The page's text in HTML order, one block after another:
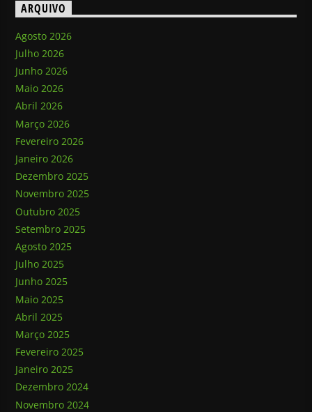
ARQUIVO
Agosto 2026
Julho 2026
Junho 2026
Maio 2026
Abril 2026
Março 2026
Fevereiro 2026
Janeiro 2026
Dezembro 2025
Novembro 2025
Outubro 2025
Setembro 2025
Agosto 2025
Julho 2025
Junho 2025
Maio 2025
Abril 2025
Março 2025
Fevereiro 2025
Janeiro 2025
Dezembro 2024
Novembro 2024